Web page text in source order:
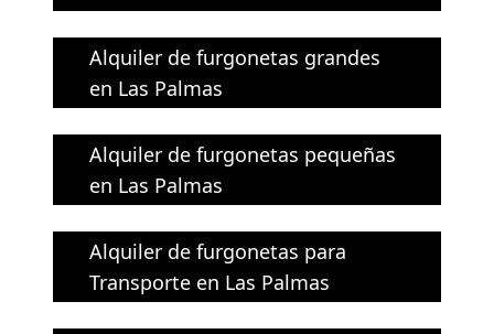
Alquiler de furgonetas grandes
en Las Palmas
Alquiler de furgonetas pequeñas
en Las Palmas
Alquiler de furgonetas para
Transporte en Las Palmas